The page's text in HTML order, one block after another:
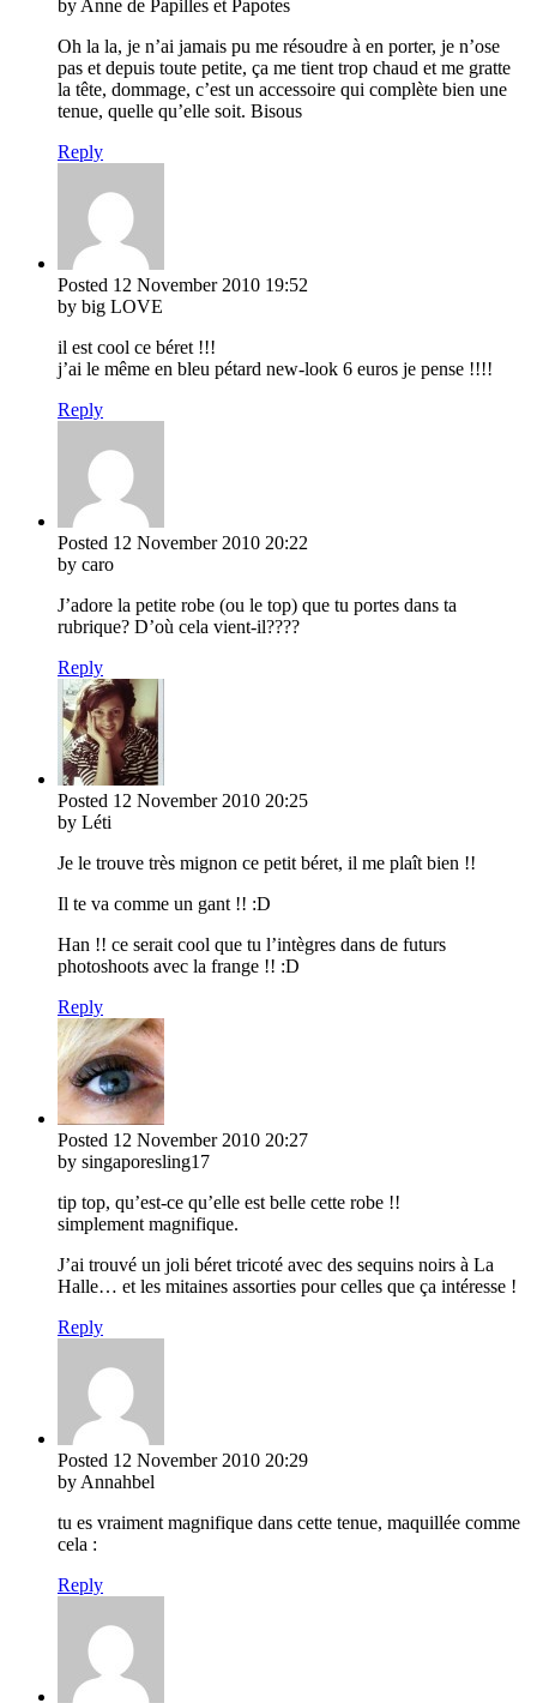
by Anne de Papilles et Papotes
Oh la la, je n’ai jamais pu me résoudre à en porter, je n’ose
pas et depuis toute petite, ça me tient trop chaud et me gratte
la tête, dommage, c’est un accessoire qui complète bien une
tenue, quelle qu’elle soit. Bisous
Reply
Posted 12 November 2010 19:52
by big LOVE
il est cool ce béret !!!
j’ai le même en bleu pétard new-look 6 euros je pense !!!!
Reply
Posted 12 November 2010 20:22
by caro
J’adore la petite robe (ou le top) que tu portes dans ta
rubrique? D’où cela vient-il????
Reply
Posted 12 November 2010 20:25
by Léti
Je le trouve très mignon ce petit béret, il me plaît bien !!
Il te va comme un gant !! :D
Han !! ce serait cool que tu l’intègres dans de futurs
photoshoots avec la frange !! :D
Reply
Posted 12 November 2010 20:27
by singaporesling17
tip top, qu’est-ce qu’elle est belle cette robe !!
simplement magnifique.
J’ai trouvé un joli béret tricoté avec des sequins noirs à La
Halle… et les mitaines assorties pour celles que ça intéresse !
Reply
Posted 12 November 2010 20:29
by Annahbel
tu es vraiment magnifique dans cette tenue, maquillée comme
cela :
Reply